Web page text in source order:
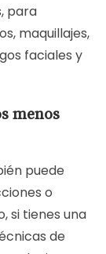
para
maquillajes,
faciales y
menos
puede
o
si tienes una
de